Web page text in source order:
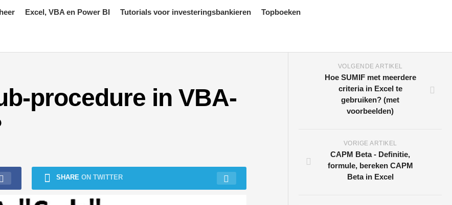
Excel, VBA en Power BI Tutorials voor investeringsbankieren Topboeken
procedure in VBA-
SHARE ON TWITTER
VOLGENDE ARTIKEL
Hoe SUMIF met meerdere
criteria in Excel te
gebruiken? (met
voorbeelden)
VORIGE ARTIKEL
CAPM Beta - Definitie,
formule, bereken CAPM
Beta in Excel